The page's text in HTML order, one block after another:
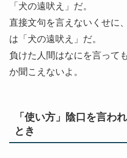
「犬の遠吠え」だ。
直接文句を言えないくせに
は「犬の遠吠え」だ。
負けた人間はなにを言って
か聞こえないよ。
「使い方」陰口を言わ
とき